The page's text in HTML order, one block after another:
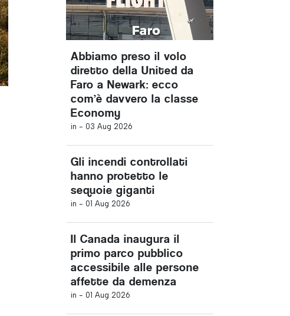
Abbiamo preso il volo
diretto della United da
Faro a Newark: ecco
com’è davvero la classe
Economy
in - 03 Aug 2026
Gli incendi controllati
hanno protetto le
sequoie giganti
in - 01 Aug 2026
Il Canada inaugura il
primo parco pubblico
accessibile alle persone
affette da demenza
in - 01 Aug 2026